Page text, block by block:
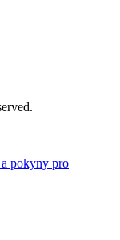
pokyny pro